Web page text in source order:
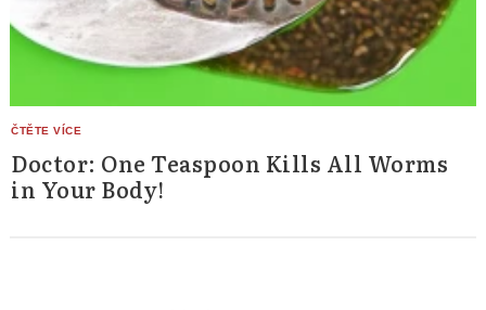
Doctor: One Teaspoon Kills All Worms
in Your Body!